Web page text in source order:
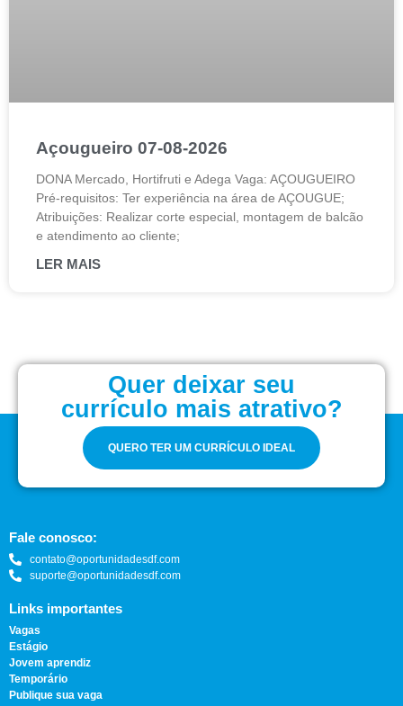
Açougueiro 07-08-2026
DONA Mercado, Hortifruti e Adega Vaga: AÇOUGUEIRO
Pré-requisitos: Ter experiência na área de AÇOUGUE;
Atribuições: Realizar corte especial, montagem de balcão
e atendimento ao cliente;
LER MAIS
Quer deixar seu
currículo mais atrativo?
QUERO TER UM CURRÍCULO IDEAL
Fale conosco:
contato@oportunidadesdf.com
suporte@oportunidadesdf.com
Links importantes
Vagas
Estágio
Jovem aprendiz
Temporário
Publique sua vaga